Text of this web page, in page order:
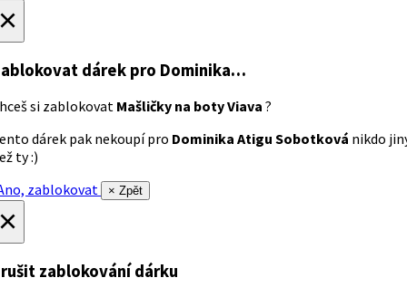
dárek pro Dominika…
si zablokovat Mašličky na boty Viava ?
dárek pak nekoupí pro Dominika Atigu Sobotková nikdo
ty :)
zablokovat
× Zpět
zablokování dárku